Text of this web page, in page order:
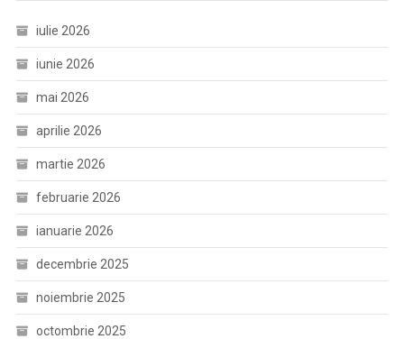
iulie 2026
iunie 2026
mai 2026
aprilie 2026
martie 2026
februarie 2026
ianuarie 2026
decembrie 2025
noiembrie 2025
octombrie 2025